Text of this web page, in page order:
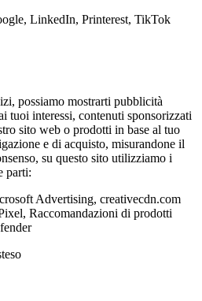
LinkedIn, Printerest, TikTok
possiamo mostrarti pubblicità
tuoi interessi, contenuti sponsorizzati
sito web o prodotti in base al tuo
e di acquisto, misurandone il
su questo sito utilizziamo i
parti:
Advertising, creativecdn.com
Raccomandazioni di prodotti